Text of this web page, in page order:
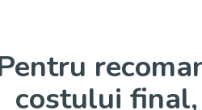
costului